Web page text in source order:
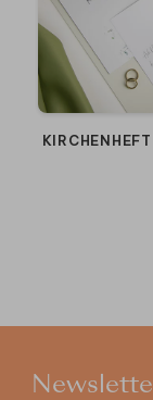
KIRCHENHEFT